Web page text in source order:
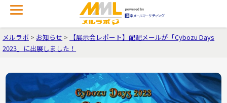
メルラボ > お知らせ >
【展示会レポート】配配メールが「Cybozu Days
2023」に出展しました！